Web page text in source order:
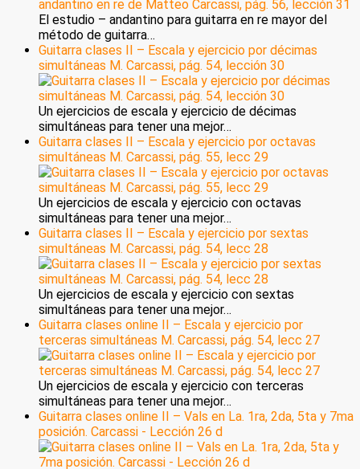
El estudio – andantino para guitarra en re mayor del
método de guitarra…
Guitarra clases II – Escala y ejercicio por décimas
simultáneas M. Carcassi, pág. 54, lección 30
Un ejercicios de escala y ejercicio de décimas
simultáneas para tener una mejor…
Guitarra clases II – Escala y ejercicio por octavas
simultáneas M. Carcassi, pág. 55, lecc 29
Un ejercicios de escala y ejercicio con octavas
simultáneas para tener una mejor…
Guitarra clases II – Escala y ejercicio por sextas
simultáneas M. Carcassi, pág. 54, lecc 28
Un ejercicios de escala y ejercicio con sextas
simultáneas para tener una mejor…
Guitarra clases online II – Escala y ejercicio por
terceras simultáneas M. Carcassi, pág. 54, lecc 27
Un ejercicios de escala y ejercicio con terceras
simultáneas para tener una mejor…
Guitarra clases online II – Vals en La. 1ra, 2da, 5ta y 7ma
posición. Carcassi - Lección 26 d